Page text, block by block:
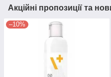
Акційні пропозиції та
–10%